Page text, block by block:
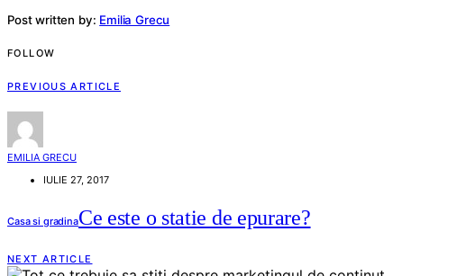
Post written by: Emilia Grecu
FOLLOW
PREVIOUS ARTICLE
EMILIA GRECU
IULIE 27, 2017
Casa si gradinaCe este o statie de epurare?
NEXT ARTICLE